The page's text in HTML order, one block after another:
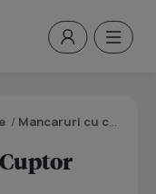
/ Mancaruri cu carne